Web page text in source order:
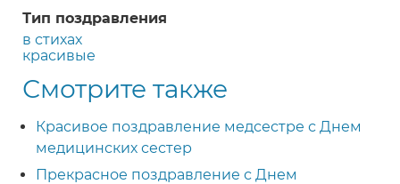
Тип поздравления
в стихах
красивые
Смотрите также
Красивое поздравление медсестре с Днем
медицинских сестер
Прекрасное поздравление с Днем